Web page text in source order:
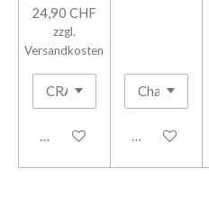
24,90 CHF
zzgl.
Versandkosten
In den WarenkorbIn den